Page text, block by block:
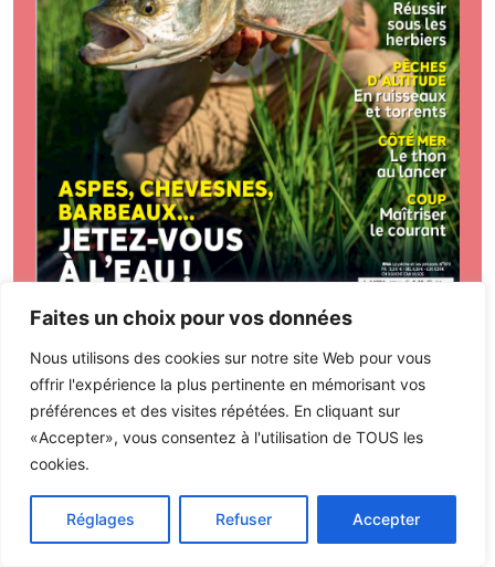
Faites un choix pour vos données
Nous utilisons des cookies sur notre site Web pour vous
offrir l'expérience la plus pertinente en mémorisant vos
préférences et des visites répétées. En cliquant sur
«Accepter», vous consentez à l'utilisation de TOUS les
cookies.
Réglages Refuser Accepter
Pêche Mouche
N° 172 - juillet - aout - septembre 2026